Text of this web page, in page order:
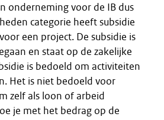
onderneming voor de IB dus
categorie heeft subsidie
een project. De subsidie is
en staat op de zakelijke
is bedoeld om activiteiten
Het is niet bedoeld voor
zelf als loon of arbeid
je met het bedrag op de